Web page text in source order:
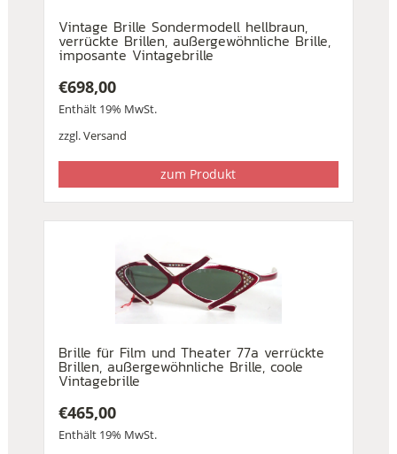
Vintage Brille Sondermodell hellbraun,
verrückte Brillen, außergewöhnliche Brille,
imposante Vintagebrille
€698,00
Enthält 19% MwSt.
zzgl.Versand
zum Produkt
Brille für Film und Theater 77a verrückte
Brillen, außergewöhnliche Brille, coole
Vintagebrille
€465,00
Enthält 19% MwSt.